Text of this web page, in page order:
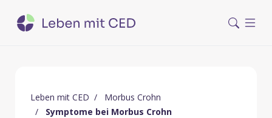
Leben mit CED
Morbus Crohn
Symptome bei Morbus Crohn